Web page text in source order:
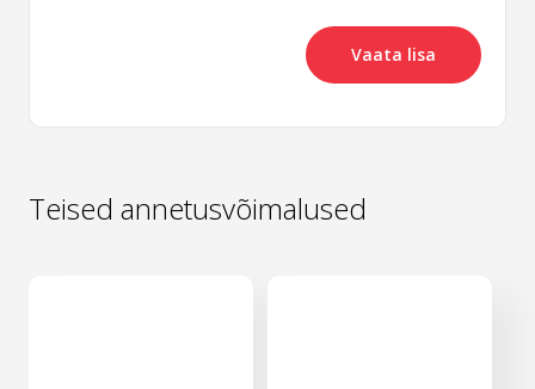
Vaata lisa
Teised annetusvõimalused